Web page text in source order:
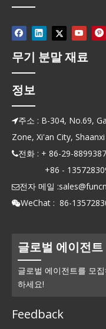
무기 분말 재료
정보
주소 : B-304, No.69,
Zone, Xi'an City,
전화 : + 86-29-
+86 -
전자 메일 :
WeChat : 86-
글로벌 에이전트
글로벌 에이전트를 모
하세요!
Feedback